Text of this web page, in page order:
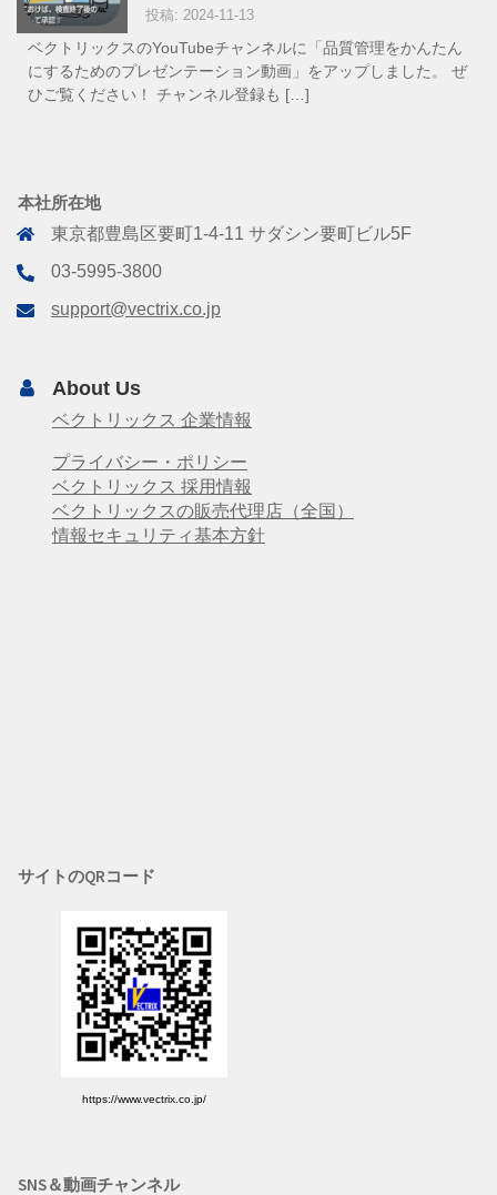
投稿: 2024-11-13
ベクトリックスのYouTubeチャンネルに「品質管理をかんたん
にするためのプレゼンテーション動画」をアップしました。 ぜ
ひご覧ください！ チャンネル登録も […]
本社所在地
東京都豊島区要町1-4-11 サダシン要町ビル5F
03-5995-3800
support@vectrix.co.jp
About Us
ベクトリックス 企業情報
プライバシー・ポリシー
ベクトリックス 採用情報
ベクトリックスの販売代理店（全国）
情報セキュリティ基本方針
サイトのQRコード
https://www.vectrix.co.jp/
SNS＆動画チャンネル